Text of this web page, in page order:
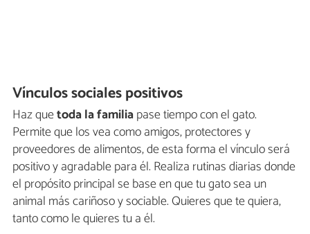
Vínculos sociales positivos
Haz quetoda la familiapase tiempo con el gato.
Permite que los vea como amigos, protectores y
proveedores de alimentos, de esta forma el vínculo será
positivo y agradable para él. Realiza rutinas diarias donde
el propósito principal se base en que tu gato sea un
animal más cariñoso y sociable. Quieres que te quiera,
tanto como le quieres tu a él.